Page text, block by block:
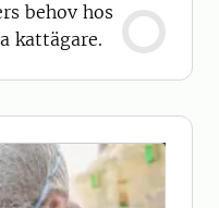
behov hos
kattägare.